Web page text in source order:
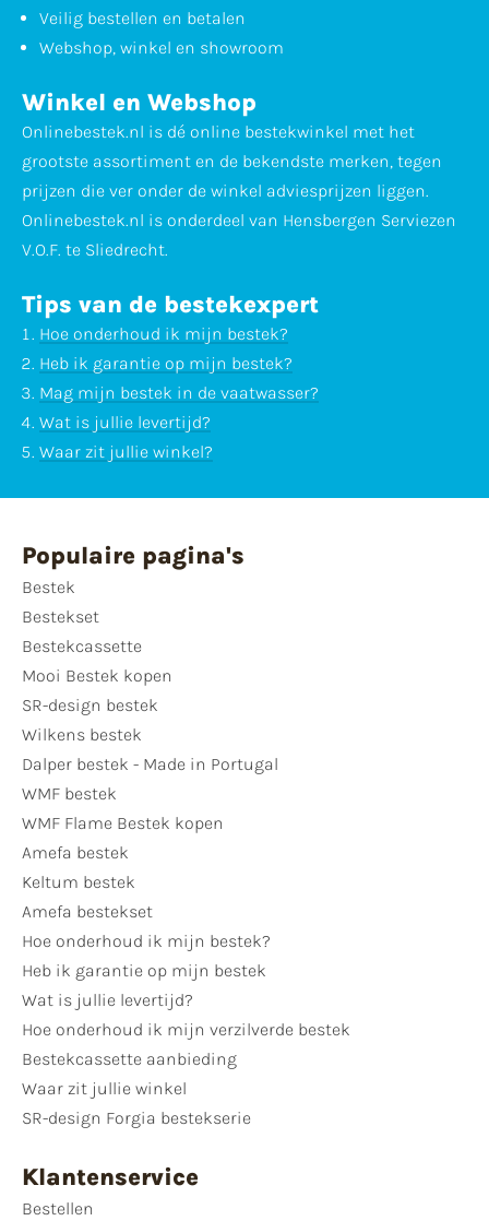
Veilig bestellen en betalen
Webshop, winkel en showroom
Winkel en Webshop
Onlinebestek.nl is dé online bestekwinkel met het
grootste assortiment en de bekendste merken, tegen
prijzen die ver onder de winkel adviesprijzen liggen.
Onlinebestek.nl is onderdeel van Hensbergen Serviezen
V.O.F. te Sliedrecht.
Tips van de bestekexpert
Hoe onderhoud ik mijn bestek?
Heb ik garantie op mijn bestek?
Mag mijn bestek in de vaatwasser?
Wat is jullie levertijd?
Waar zit jullie winkel?
Populaire pagina's
Bestek
Bestekset
Bestekcassette
Mooi Bestek kopen
SR-design bestek
Wilkens bestek
Dalper bestek - Made in Portugal
WMF bestek
WMF Flame Bestek kopen
Amefa bestek
Keltum bestek
Amefa bestekset
Hoe onderhoud ik mijn bestek?
Heb ik garantie op mijn bestek
Wat is jullie levertijd?
Hoe onderhoud ik mijn verzilverde bestek
Bestekcassette aanbieding
Waar zit jullie winkel
SR-design Forgia bestekserie
Klantenservice
Bestellen